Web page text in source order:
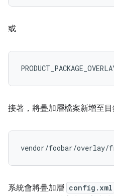
或
接著，將疊加層檔案新增至目
系統會將疊加層 config.xml